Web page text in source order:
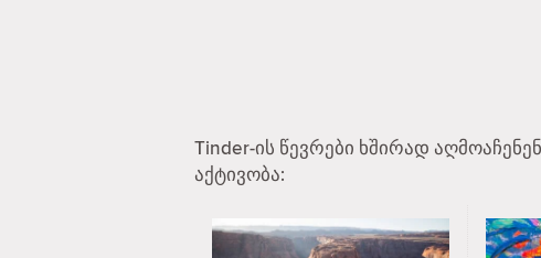
Tinder-ის წევრები ხშირად
აქტივობა: